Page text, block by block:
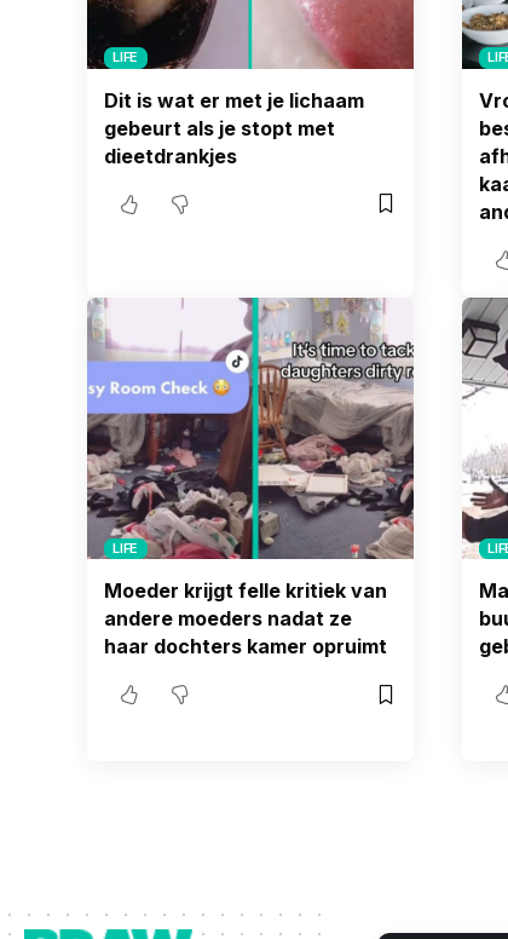
LIFE
Dit is wat er met je lichaam
gebeurt als je stopt met
dieetdrankjes
LIFE
Moeder krijgt felle kritiek van
andere moeders nadat ze
haar dochters kamer opruimt